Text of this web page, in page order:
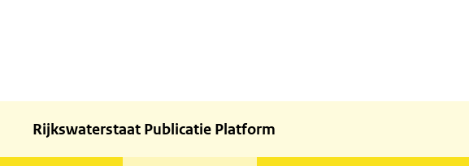
Rijkswaterstaat Publicatie Platform